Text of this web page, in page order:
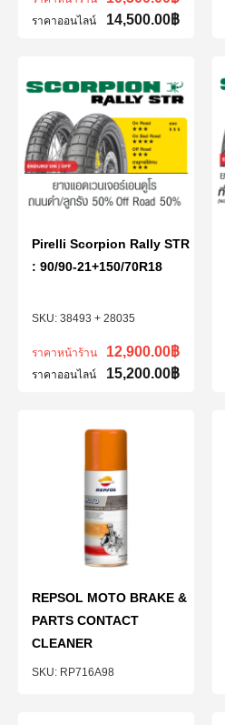
ราคาออนไลน์ 14,500.00฿
38493 + 28035
Pirelli Scorpion Rally STR
: 90/90-21+150/70R18
ราคาหน้าร้าน 12,900.00฿
ราคาออนไลน์ 15,200.00฿
RP716A98
REPSOL MOTO BRAKE &
PARTS CONTACT
CLEANER